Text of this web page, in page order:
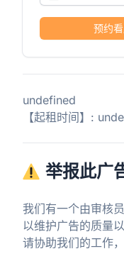
预约
undefined
【起租时间】:
举报此广
我们有一个由审核
以维护广告的质量
请协助我们的工作